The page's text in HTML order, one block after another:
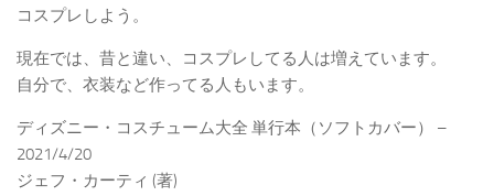
コスプレしよう。
現在では、昔と違い、コスプレしてる人は増えています。
自分で、衣装など作ってる人もいます。
ディズニー・コスチューム大全 単行本（ソフトカバー） –
2021/4/20
ジェフ・カーティ (著)